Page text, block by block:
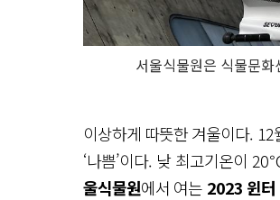
서울식물원은 식물문
이상하게 따뜻한 겨울이다.
‘나쁨’이다. 낮 최고기온이
울식물원에서 여는 2023 윈터